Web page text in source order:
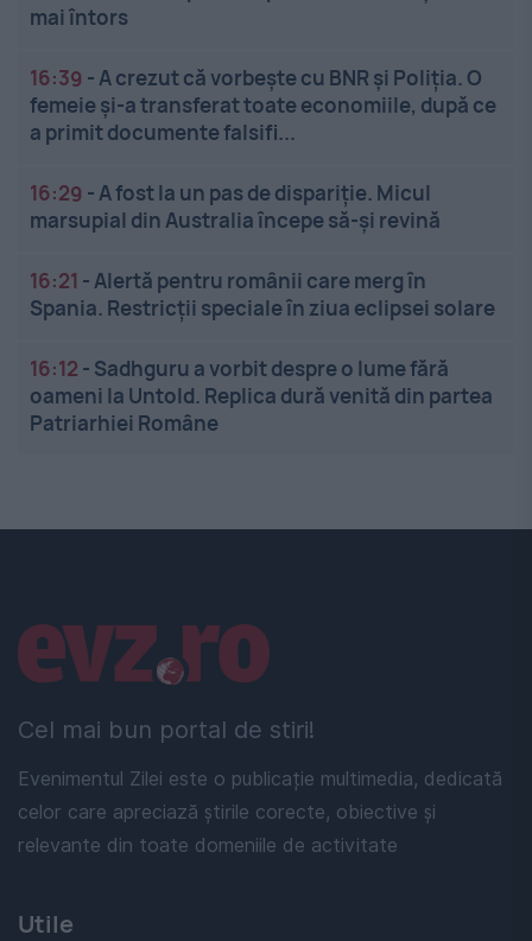
mai întors
16:39 - A crezut că vorbește cu BNR și Poliția. O
femeie și-a transferat toate economiile, după ce
a primit documente falsifi...
16:29 - A fost la un pas de dispariție. Micul
marsupial din Australia începe să-și revină
16:21 - Alertă pentru românii care merg în
Spania. Restricții speciale în ziua eclipsei solare
16:12 - Sadhguru a vorbit despre o lume fără
oameni la Untold. Replica dură venită din partea
Patriarhiei Române
Cel mai bun portal de stiri!
Evenimentul Zilei este o publicație multimedia, dedicată
celor care apreciază știrile corecte, obiective și
relevante din toate domeniile de activitate
Linkuri utile
Utile